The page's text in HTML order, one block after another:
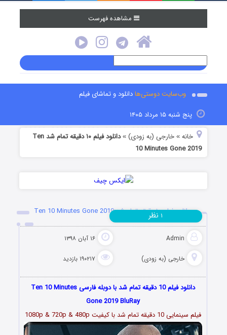
مشاهده فهرست
وب‌سایت دوستی‌هادانلود و تماشای فیلم
پنج شنبه ۱۵ مرداد ۱۴۰۵
خانه »خارجی (به زودی) »
دانلود فیلم ۱۰ دقیقه تمام شد Ten
10 Minutes Gone 2019
دانلود فیلم ۱۰ دقیقه تمام شد Ten 10 Minutes Gone 2019
Admin ۱۶ آبان ۱۳۹۸
خارجی (به زودی) ۱۹۰۲۱۷ بازدید
۱ نظر
دانلود فیلم 10 دقیقه تمام شد با دوبله فارسی Ten 10 Minutes
Gone 2019 BluRay
فیلم سینمایی 10 دقیقه تمام شد با کیفیت 1080p & 720p & 480p